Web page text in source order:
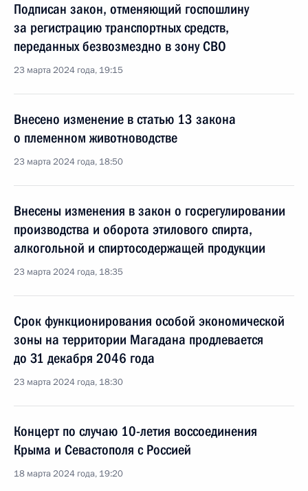
Подписан закон, отменяющий госпошлину
за регистрацию транспортных средств,
переданных безвозмездно в зону СВО
23 марта 2024 года, 19:15
Внесено изменение в статью 13 закона
о племенном животноводстве
23 марта 2024 года, 18:50
Внесены изменения в закон о госрегулировании
производства и оборота этилового спирта,
алкогольной и спиртосодержащей продукции
23 марта 2024 года, 18:35
Срок функционирования особой экономической
зоны на территории Магадана продлевается
до 31 декабря 2046 года
23 марта 2024 года, 18:30
Концерт по случаю 10-летия воссоединения
Крыма и Севастополя с Россией
18 марта 2024 года, 19:20